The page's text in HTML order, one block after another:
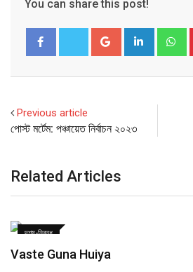
You can share this post!
Google+ LinkedIn
Previous article
পোস্ট মর্টেম: পঞ্চায়েত নির্বাচন ২০২৩
Related Articles
দৃশ্য-নিবন্ধ
Vaste Guna Huiya